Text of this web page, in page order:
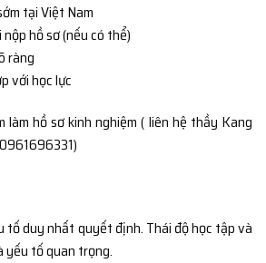
tại Việt Nam
hồ sơ (nếu có thể)
ràng
với học lực
hồ sơ kinh nghiệm ( liên hệ thầy Kang
tố duy nhất quyết định. Thái độ học tập và
yếu tố quan trọng.